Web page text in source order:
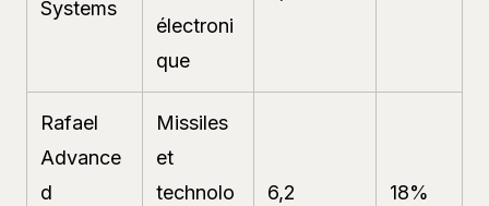
Systems
électroni
que
Rafael
Advance
d
Missiles
et
technolo
6,2 18%